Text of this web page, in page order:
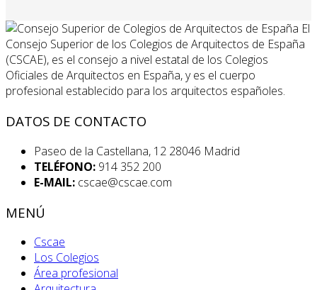
El
Consejo Superior de los Colegios de Arquitectos de España
(CSCAE), es el consejo a nivel estatal de los Colegios
Oficiales de Arquitectos en España, y es el cuerpo
profesional establecido para los arquitectos españoles.
DATOS DE CONTACTO
Paseo de la Castellana, 12 28046 Madrid
TELÉFONO: 914 352 200
E-MAIL: cscae@cscae.com
MENÚ
Cscae
Los Colegios
Área profesional